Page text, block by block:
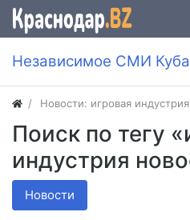
Независимое СМИ
Новости: игровая
Поиск по тегу
индустрия
Новости